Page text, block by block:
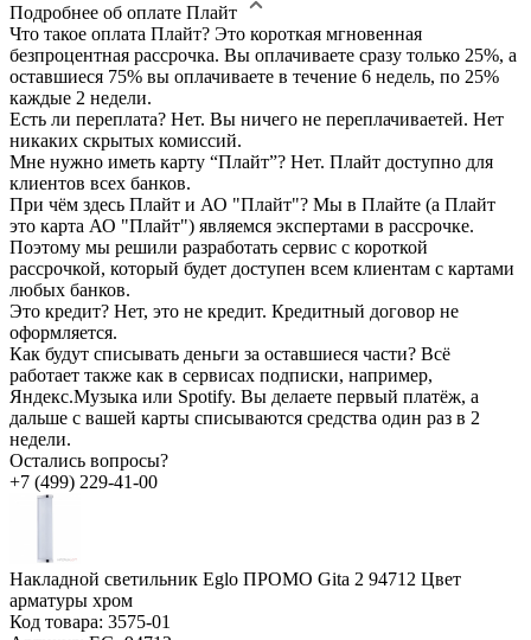
Подробнее об оплате Плайт
Что такое оплата Плайт? Это короткая мгновенная
безпроцентная рассрочка. Вы оплачиваете сразу только 25%, а
оставшиеся 75% вы оплачиваете в течение 6 недель, по 25%
каждые 2 недели.
Есть ли переплата? Нет. Вы ничего не переплачиваетей. Нет
никаких скрытых комиссий.
Мне нужно иметь карту “Плайт”? Нет. Плайт доступно для
клиентов всех банков.
При чём здесь Плайт и АО "Плайт"? Мы в Плайте (а Плайт
это карта АО "Плайт") являемся экспертами в рассрочке.
Поэтому мы решили разработать сервис с короткой
рассрочкой, который будет доступен всем клиентам с картами
любых банков.
Это кредит? Нет, это не кредит. Кредитный договор не
оформляется.
Как будут списывать деньги за оставшиеся части? Всё
работает также как в сервисах подписки, например,
Яндекс.Музыка или Spotify. Вы делаете первый платёж, а
дальше с вашей карты списываются средства один раз в 2
недели.
Остались вопросы?
+7 (499) 229-41-00
Накладной светильник Eglo ПРОМО Gita 2 94712 Цвет
арматуры хром
Код товара: 3575-01